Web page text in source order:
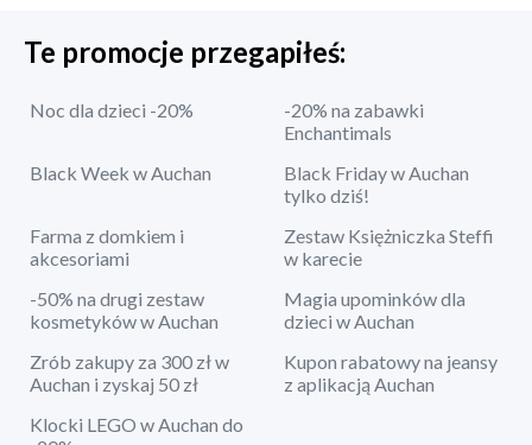
Te promocje przegapiłeś:
Noc dla dzieci -20%
-20% na zabawki
Enchantimals
Black Week w Auchan
Black Friday w Auchan
tylko dziś!
Farma z domkiem i
akcesoriami
Zestaw Księżniczka Steffi
w karecie
-50% na drugi zestaw
kosmetyków w Auchan
Magia upominków dla
dzieci w Auchan
Zrób zakupy za 300 zł w
Auchan i zyskaj 50 zł
Kupon rabatowy na jeansy
z aplikacją Auchan
Klocki LEGO w Auchan do